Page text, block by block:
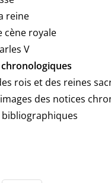
reine
cène royale
V
rois et des reines
des notices